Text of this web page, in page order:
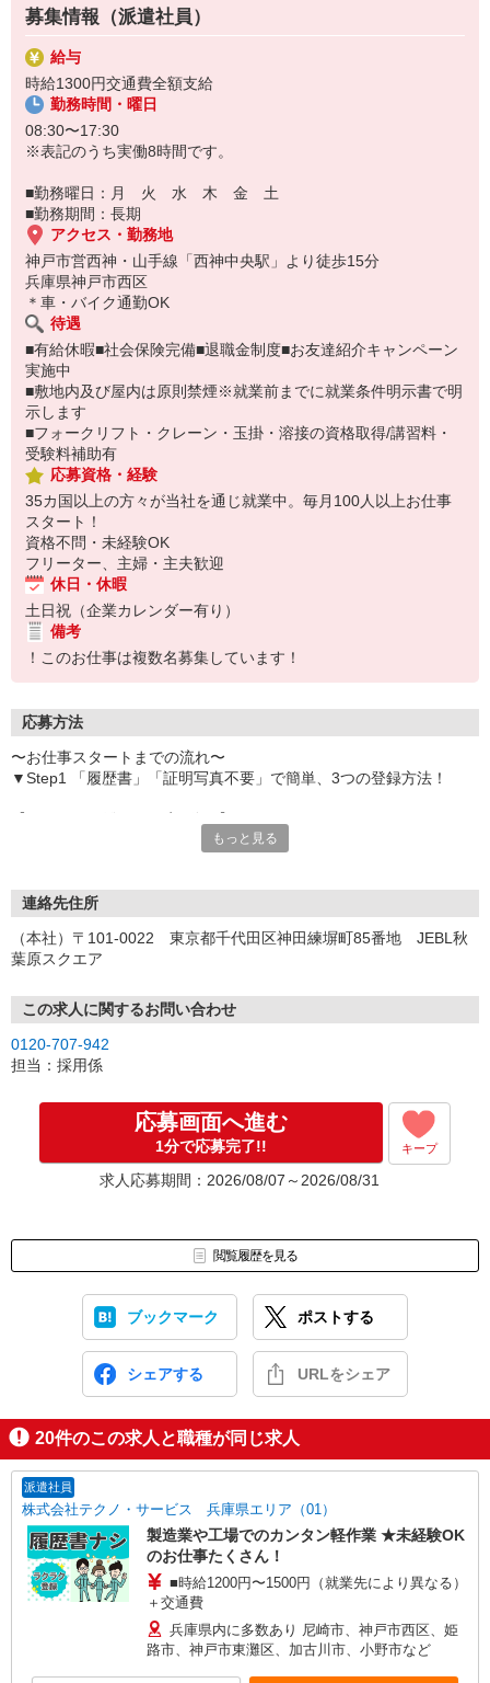
登録方法は、【オンライン】【電話】【登録会来場】の3つから
選べます♪
★★履歴書・証明写真は不要！★★
また、ご登録済の方はお仕事の紹介がスムーズです。
ご応募お待ちしています。
募集情報（派遣社員）
給与
時給1300円交通費全額支給
勤務時間・曜日
08:30〜17:30
※表記のうち実働8時間です。
■勤務曜日：月 火 水 木 金 土
■勤務期間：長期
アクセス・勤務地
神戸市営西神・山手線「西神中央駅」より徒歩15分
兵庫県神戸市西区
＊車・バイク通勤OK
待遇
■有給休暇■社会保険完備■退職金制度■お友達紹介キャンペーン
実施中
■敷地内及び屋内は原則禁煙※就業前までに就業条件明示書で明
示します
■フォークリフト・クレーン・玉掛・溶接の資格取得/講習料・
受験料補助有
応募資格・経験
35カ国以上の方々が当社を通じ就業中。毎月100人以上お仕事
スタート！
資格不問・未経験OK
フリーター、主婦・主夫歓迎
休日・休暇
土日祝（企業カレンダー有り）
備考
！このお仕事は複数名募集しています！
応募方法
〜お仕事スタートまでの流れ〜
▼Step1 「履歴書」「証明写真不要」で簡単、3つの登録方法！
いつでも好きな時間に登録OK
受付時間/平日9:00〜19:00
【来場登録（目安1時間30分）】
▼Step2 全国にあるお仕事の中から、あなたにピッタリのお仕事を
ご案内
▼Step3 就業前に職場見学で気になる事はしっかりチェック！
応募⇒最短で2日後からの勤務も可能です！
もっと見る
連絡先住所
（本社）〒101-0022 東京都千代田区神田練塀町85番地 JEBL秋
葉原スクエア
この求人に関するお問い合わせ
0120-707-942
担当：採用係
応募画面へ進む
1分で応募完了!! キープ
求人応募期間：2026/08/07～2026/08/31
閲覧履歴を見る
ブックマーク ポストする
シェアする URLをシェア
20件のこの求人と職種が同じ求人
派遣社員
株式会社テクノ・サービス 兵庫県エリア（01）
製造業や工場でのカンタン軽作業 ★未経験OK
のお仕事たくさん！
■時給1200円〜1500円（就業先により異なる）
＋交通費
兵庫県内に多数あり 尼崎市、神戸市西区、姫
路市、神戸市東灘区、加古川市、小野市など